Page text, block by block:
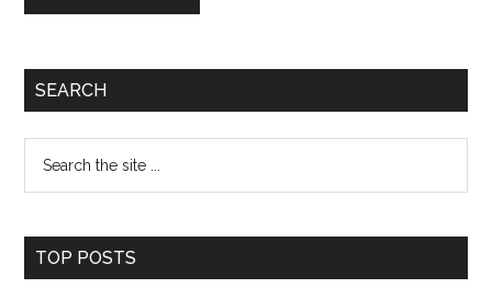
Primary
SEARCH
Search
the
site
...
TOP POSTS